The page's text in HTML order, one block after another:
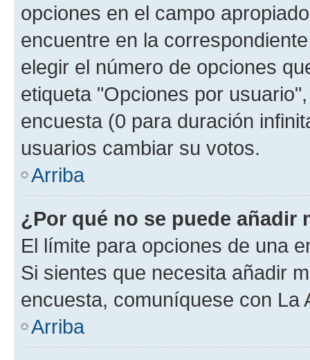
opciones en el campo
encuentre en la
elegir el número de opciones
etiqueta "Opciones por
encuesta (0 para duración
usuarios cambiar su votos.
Arriba
¿Por qué no se puede añadir
El límite para opciones de una
Si sientes que necesita añadir
encuesta, comuníquese con La
Arriba